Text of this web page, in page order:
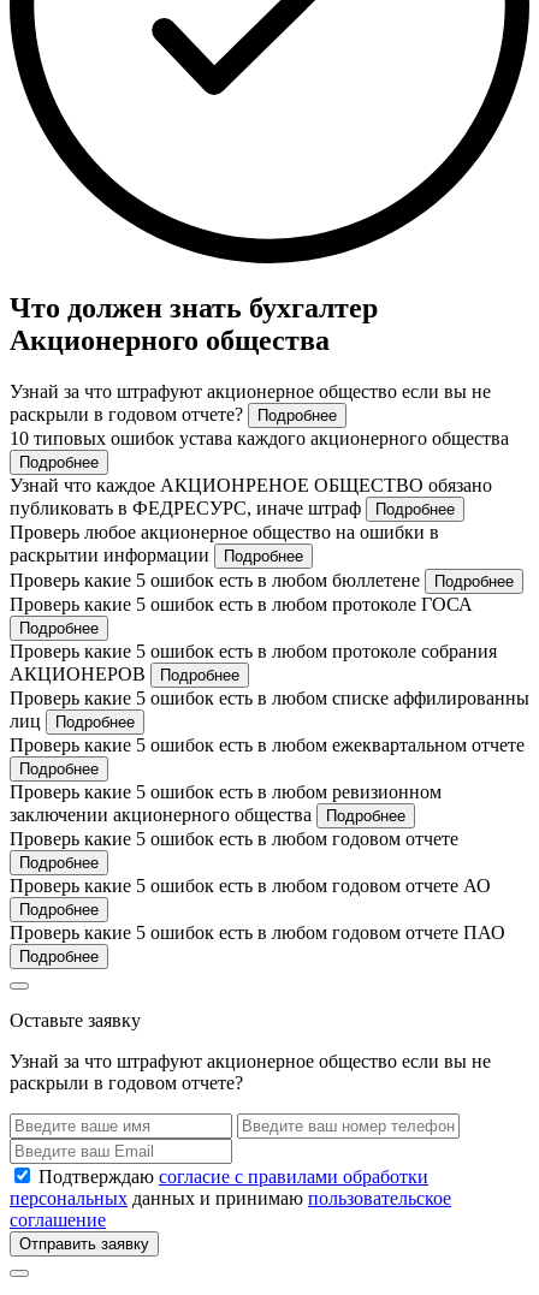
Что должен знать бухгалтер
Акционерного общества
Узнай за что штрафуют акционерное общество если вы не
раскрыли в годовом отчете?
Подробнее
10 типовых ошибок устава каждого акционерного общества
Подробнее
Узнай что каждое АКЦИОНРЕНОЕ ОБЩЕСТВО обязано
публиковать в ФЕДРЕСУРС, иначе штраф
Подробнее
Проверь любое акционерное общество на ошибки в
раскрытии информации
Подробнее
Проверь какие 5 ошибок есть в любом бюллетене Подробнее
Проверь какие 5 ошибок есть в любом протоколе ГОСА
Подробнее
Проверь какие 5 ошибок есть в любом протоколе собрания
АКЦИОНЕРОВ
Подробнее
Проверь какие 5 ошибок есть в любом списке аффилированны
лиц
Подробнее
Проверь какие 5 ошибок есть в любом ежеквартальном отчете
Подробнее
Проверь какие 5 ошибок есть в любом ревизионном
заключении акционерного общества
Подробнее
Проверь какие 5 ошибок есть в любом годовом отчете
Подробнее
Проверь какие 5 ошибок есть в любом годовом отчете АО
Подробнее
Проверь какие 5 ошибок есть в любом годовом отчете ПАО
Подробнее
Оставьте заявку
Узнай за что штрафуют акционерное общество если вы не
раскрыли в годовом отчете?
Подтверждаю согласие с правилами обработки
персональных данных и принимаю пользовательское
соглашение
Отправить заявку